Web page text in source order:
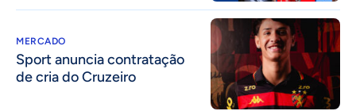
MERCADO
Sport anuncia contratação
de cria do Cruzeiro